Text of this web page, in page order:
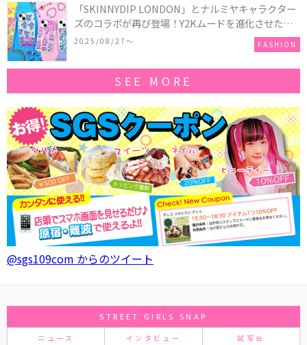
「SKINNYDIP LONDON」とナルミヤキャラクター
ズのコラボが再び登場！Y2Kムードを進化させた新
作コレクションを発売♪
2025/08/27〜 FASHION
SEE MORE
@sgs109com からのツイート
STREET GIRLS SNAP
ニュース インタビュー 試写会